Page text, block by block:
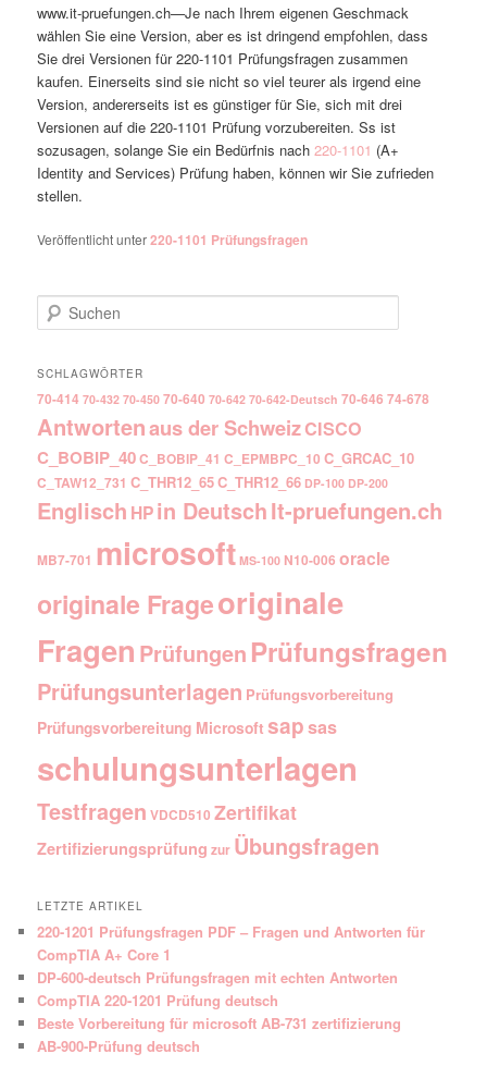
www.it-pruefungen.ch—Je nach Ihrem eigenen Geschmack
wählen Sie eine Version, aber es ist dringend empfohlen, dass
Sie drei Versionen für 220-1101 Prüfungsfragen zusammen
kaufen. Einerseits sind sie nicht so viel teurer als irgend eine
Version, andererseits ist es günstiger für Sie, sich mit drei
Versionen auf die 220-1101 Prüfung vorzubereiten. Ss ist
sozusagen, solange Sie ein Bedürfnis nach220-1101 (A+
Identity and Services) Prüfung haben, können wir Sie zufrieden
stellen.
Veröffentlicht unter220-1101 Prüfungsfragen
Suchen
SCHLAGWÖRTER
70-414 70-432 70-450 70-640 70-642 70-642-Deutsch 70-646 74-678
Antwortenaus der SchweizCISCO
C_BOBIP_40C_BOBIP_41 C_EPMBPC_10 C_GRCAC_10
C_TAW12_731 C_THR12_65C_THR12_66 DP-100 DP-200
Englisch HPin DeutschIt-pruefungen.ch
MB7-701 microsoft MS-100 N10-006 oracle
originale Frageoriginale
Fragen Prüfungen Prüfungsfragen
Prüfungsunterlagen Prüfungsvorbereitung
Prüfungsvorbereitung Microsoft sapsas
schulungsunterlagen
Testfragen VDCD510 Zertifikat
Zertifizierungsprüfung zur Übungsfragen
LETZTE ARTIKEL
220-1201 Prüfungsfragen PDF – Fragen und Antworten für
CompTIA A+ Core 1
DP-600-deutsch Prüfungsfragen mit echten Antworten
CompTIA 220-1201 Prüfung deutsch
Beste Vorbereitung für microsoft AB-731 zertifizierung
AB-900-Prüfung deutsch